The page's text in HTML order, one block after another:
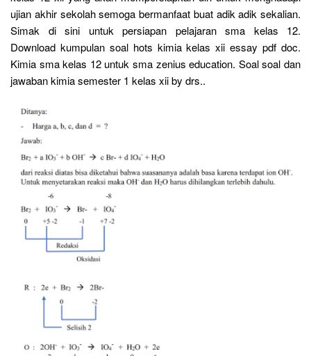
ujian akhir sekolah semoga bermanfaat buat adik adik sekalian.
Simak di sini untuk persiapan pelajaran sma kelas 12.
Download kumpulan soal hots kimia kelas xii essay pdf doc.
Kimia sma kelas 12 untuk sma zenius education. Soal soal dan
jawaban kimia semester 1 kelas xii by drs..